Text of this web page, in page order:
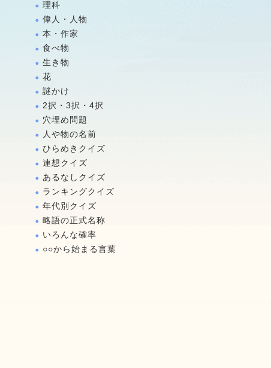
理科
偉人・人物
本・作家
食べ物
生き物
花
謎かけ
2択・3択・4択
穴埋め問題
人や物の名前
ひらめきクイズ
連想クイズ
あるなしクイズ
ランキングクイズ
年代別クイズ
略語の正式名称
いろんな確率
○○から始まる言葉